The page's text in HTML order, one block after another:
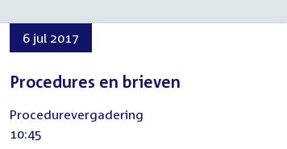
6 jul 2017
Procedures en brieven
juli
2017
Procedurevergadering
Tijd
10:45